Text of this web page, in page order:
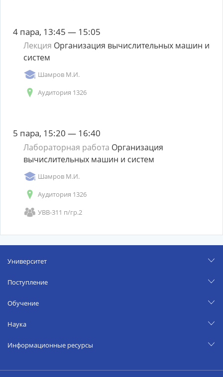
4 пара, 13:45 — 15:05
Лекция Организация вычислительных машин и
систем
Шамров М.И.
Аудитория 1326
5 пара, 15:20 — 16:40
Лабораторная работа Организация
вычислительных машин и систем
Шамров М.И.
Аудитория 1326
УВВ-311 п/гр.2
Университет
Поступление
Обучение
Наука
Информационные ресурсы